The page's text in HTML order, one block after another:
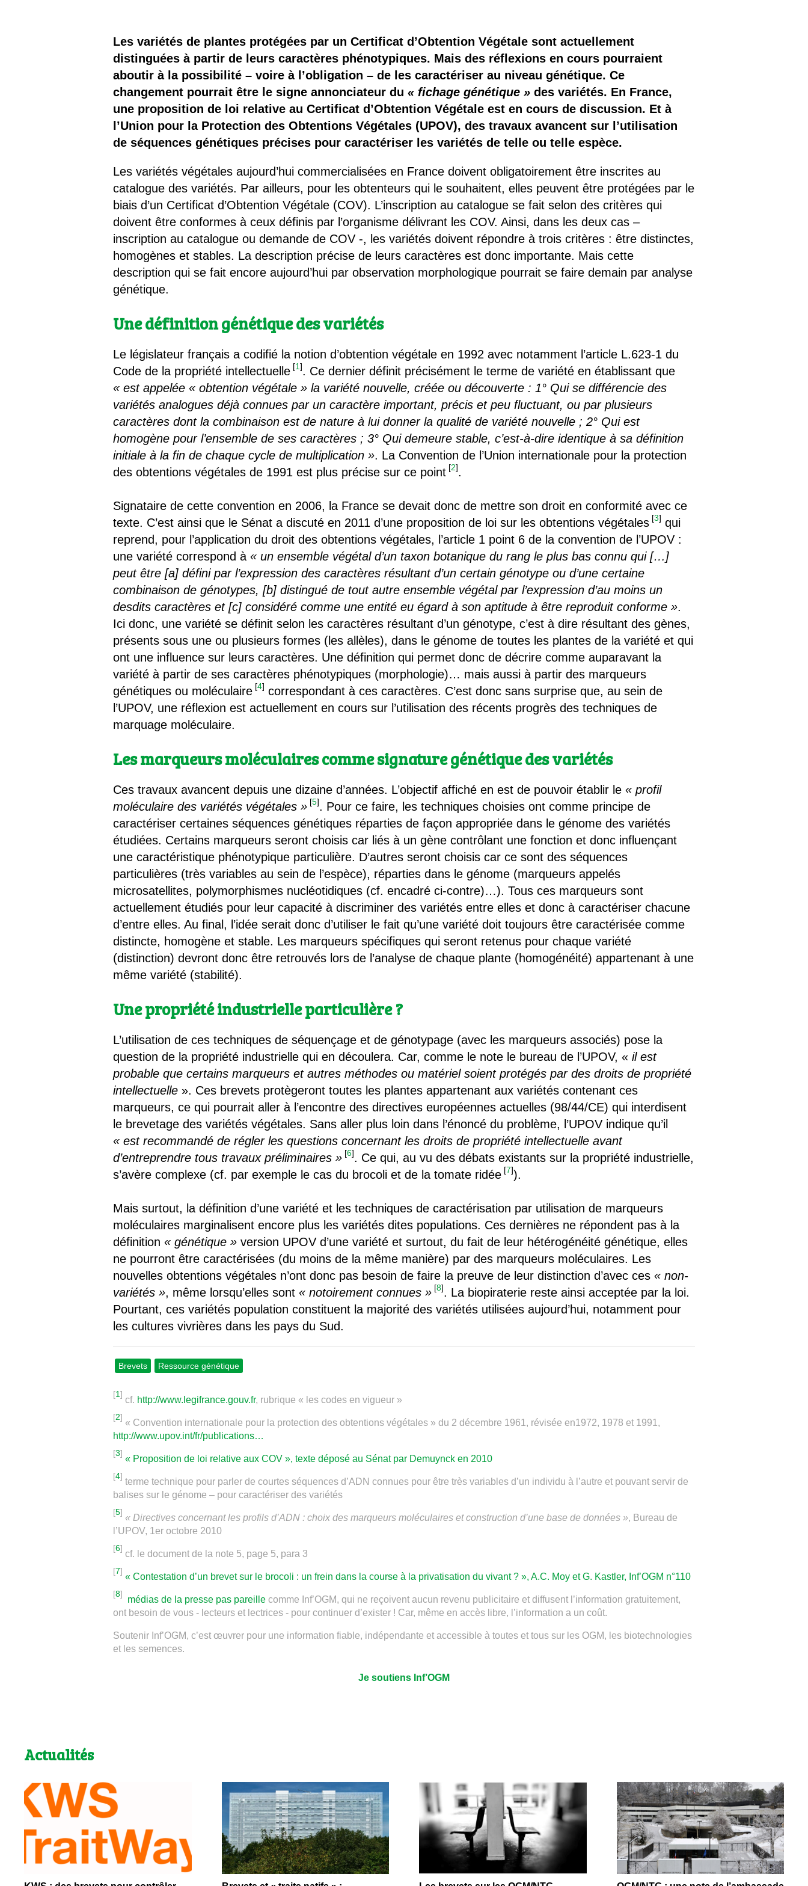
Il y a semence…. et semence
Quels sont les avantages et les inconvénients des OGM ?
Les variétés de plantes protégées par un Certificat d’Obtention Végétale sont actuellement
distinguées à partir de leurs caractères phénotypiques. Mais des réflexions en cours pourraient
aboutir à la possibilité – voire à l’obligation – de les caractériser au niveau génétique. Ce
changement pourrait être le signe annonciateur du« fichage génétique » des variétés. En France,
une proposition de loi relative au Certificat d’Obtention Végétale est en cours de discussion. Et à
l’Union pour la Protection des Obtentions Végétales (UPOV), des travaux avancent sur l’utilisation
de séquences génétiques précises pour caractériser les variétés de telle ou telle espèce.
Les variétés végétales aujourd’hui commercialisées en France doivent obligatoirement être inscrites au
catalogue des variétés. Par ailleurs, pour les obtenteurs qui le souhaitent, elles peuvent être protégées par le
biais d’un Certificat d’Obtention Végétale (COV). L’inscription au catalogue se fait selon des critères qui
doivent être conformes à ceux définis par l’organisme délivrant les COV. Ainsi, dans les deux cas –
inscription au catalogue ou demande de COV -, les variétés doivent répondre à trois critères : être distinctes,
homogènes et stables. La description précise de leurs caractères est donc importante. Mais cette
description qui se fait encore aujourd’hui par observation morphologique pourrait se faire demain par analyse
génétique.
Une définition génétique des variétés
Le législateur français a codifié la notion d’obtention végétale en 1992 avec notamment l’article L.623-1 du
Code de la propriété intellectuelle [1]. Ce dernier définit précisément le terme de variété en établissant que
« est appelée « obtention végétale » la variété nouvelle, créée ou découverte : 1° Qui se différencie des
variétés analogues déjà connues par un caractère important, précis et peu fluctuant, ou par plusieurs
caractères dont la combinaison est de nature à lui donner la qualité de variété nouvelle ; 2° Qui est
homogène pour l’ensemble de ses caractères ; 3° Qui demeure stable, c’est-à-dire identique à sa définition
initiale à la fin de chaque cycle de multiplication ». La Convention de l’Union internationale pour la protection
des obtentions végétales de 1991 est plus précise sur ce point [2].
Signataire de cette convention en 2006, la France se devait donc de mettre son droit en conformité avec ce
texte. C’est ainsi que le Sénat a discuté en 2011 d’une proposition de loi sur les obtentions végétales [3] qui
reprend, pour l’application du droit des obtentions végétales, l’article 1 point 6 de la convention de l’UPOV :
une variété correspond à« un ensemble végétal d’un taxon botanique du rang le plus bas connu qui […]
peut être [a] défini par l’expression des caractères résultant d’un certain génotype ou d’une certaine
combinaison de génotypes, [b] distingué de tout autre ensemble végétal par l’expression d’au moins un
desdits caractères et [c] considéré comme une entité eu égard à son aptitude à être reproduit conforme ».
Ici donc, une variété se définit selon les caractères résultant d’un génotype, c’est à dire résultant des gènes,
présents sous une ou plusieurs formes (les allèles), dans le génome de toutes les plantes de la variété et qui
ont une influence sur leurs caractères. Une définition qui permet donc de décrire comme auparavant la
variété à partir de ses caractères phénotypiques (morphologie)… mais aussi à partir des marqueurs
génétiques ou moléculaire [4] correspondant à ces caractères. C’est donc sans surprise que, au sein de
l’UPOV, une réflexion est actuellement en cours sur l’utilisation des récents progrès des techniques de
marquage moléculaire.
Les marqueurs moléculaires comme signature génétique des variétés
Ces travaux avancent depuis une dizaine d’années. L’objectif affiché en est de pouvoir établir le« profil
moléculaire des variétés végétales » [5]. Pour ce faire, les techniques choisies ont comme principe de
caractériser certaines séquences génétiques réparties de façon appropriée dans le génome des variétés
étudiées. Certains marqueurs seront choisis car liés à un gène contrôlant une fonction et donc influençant
une caractéristique phénotypique particulière. D’autres seront choisis car ce sont des séquences
particulières (très variables au sein de l’espèce), réparties dans le génome (marqueurs appelés
microsatellites, polymorphismes nucléotidiques (cf. encadré ci-contre)…). Tous ces marqueurs sont
actuellement étudiés pour leur capacité à discriminer des variétés entre elles et donc à caractériser chacune
d’entre elles. Au final, l’idée serait donc d’utiliser le fait qu’une variété doit toujours être caractérisée comme
distincte, homogène et stable. Les marqueurs spécifiques qui seront retenus pour chaque variété
(distinction) devront donc être retrouvés lors de l’analyse de chaque plante (homogénéité) appartenant à une
même variété (stabilité).
Une propriété industrielle particulière ?
L’utilisation de ces techniques de séquençage et de génotypage (avec les marqueurs associés) pose la
question de la propriété industrielle qui en découlera. Car, comme le note le bureau de l’UPOV, «il est
probable que certains marqueurs et autres méthodes ou matériel soient protégés par des droits de propriété
intellectuelle ». Ces brevets protègeront toutes les plantes appartenant aux variétés contenant ces
marqueurs, ce qui pourrait aller à l’encontre des directives européennes actuelles (98/44/CE) qui interdisent
le brevetage des variétés végétales. Sans aller plus loin dans l’énoncé du problème, l’UPOV indique qu’il
« est recommandé de régler les questions concernant les droits de propriété intellectuelle avant
d’entreprendre tous travaux préliminaires » [6]. Ce qui, au vu des débats existants sur la propriété industrielle,
s’avère complexe (cf. par exemple le cas du brocoli et de la tomate ridée [7]).
Mais surtout, la définition d’une variété et les techniques de caractérisation par utilisation de marqueurs
moléculaires marginalisent encore plus les variétés dites populations. Ces dernières ne répondent pas à la
définition« génétique » version UPOV d’une variété et surtout, du fait de leur hétérogénéité génétique, elles
ne pourront être caractérisées (du moins de la même manière) par des marqueurs moléculaires. Les
nouvelles obtentions végétales n’ont donc pas besoin de faire la preuve de leur distinction d’avec ces« non-
variétés », même lorsqu’elles sont« notoirement connues » [8]. La biopiraterie reste ainsi acceptée par la loi.
Pourtant, ces variétés population constituent la majorité des variétés utilisées aujourd’hui, notamment pour
les cultures vivrières dans les pays du Sud.
Brevets Ressource génétique
[1]
cf. http://www.legifrance.gouv.fr, rubrique « les codes en vigueur »
[2]
« Convention internationale pour la protection des obtentions végétales » du 2 décembre 1961, révisée en1972, 1978 et 1991,
http://www.upov.int/fr/publications…
[3]
« Proposition de loi relative aux COV », texte déposé au Sénat par Demuynck en 2010
[4]
terme technique pour parler de courtes séquences d’ADN connues pour être très variables d’un individu à l’autre et pouvant servir de
balises sur le génome – pour caractériser des variétés
[5]
« Directives concernant les profils d’ADN : choix des marqueurs moléculaires et construction d’une base de données », Bureau de
l’UPOV, 1er octobre 2010
[6]
cf. le document de la note 5, page 5, para 3
[7]
« Contestation d’un brevet sur le brocoli : un frein dans la course à la privatisation du vivant ? », A.C. Moy et G. Kastler, Inf’OGM n°110
[8]
médias de la presse pas pareille comme Inf’OGM, qui ne reçoivent aucun revenu publicitaire et diffusent l’information gratuitement,
ont besoin de vous - lecteurs et lectrices - pour continuer d’exister ! Car, même en accès libre, l’information a un coût.
Soutenir Inf’OGM, c’est œuvrer pour une information fiable, indépendante et accessible à toutes et tous sur les OGM, les biotechnologies
et les semences.
Je soutiens Inf’OGM
Actualités